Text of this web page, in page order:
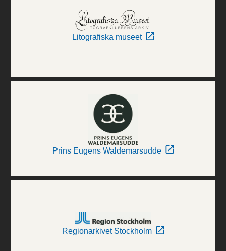
Litografiska museet
Prins Eugens Waldemarsudde
Regionarkivet Stockholm